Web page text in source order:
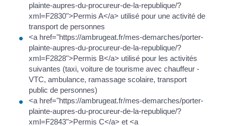
plainte-aupres-du-procureur-de-la-republique/?
xml=F2830">Permis A</a> utilisé pour une activité de
transport de personnes
<a href="https://ambrugeat.fr/mes-demarches/porter-
plainte-aupres-du-procureur-de-la-republique/?
xml=F2828">Permis B</a> utilisé pour les activités
suivantes (taxi, voiture de tourisme avec chauffeur -
VTC, ambulance, ramassage scolaire, transport
public de personnes)
<a href="https://ambrugeat.fr/mes-demarches/porter-
plainte-aupres-du-procureur-de-la-republique/?
xml=F2843">Permis C</a> et <a